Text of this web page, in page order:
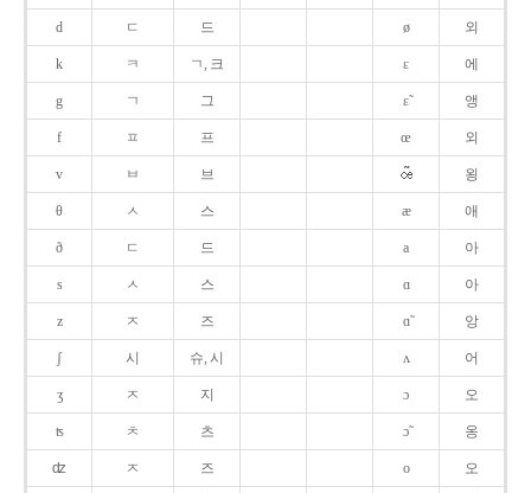
d ㄷ 드 ø 외
k ㅋ ㄱ, 크 ɛ 에
g ㄱ 그 ɛ̃ 앵
f ㅍ 프 œ 외
v ㅂ 브 욍
θ ㅅ 스 æ 애
ð ㄷ 드 a 아
s ㅅ 스 ɑ 아
z ㅈ 즈 ɑ̃ 앙
ʃ 시 슈, 시 ʌ 어
ʒ ㅈ 지 ɔ 오
ʦ ㅊ 츠 ɔ̃ 옹
ʣ ㅈ 즈 o 오